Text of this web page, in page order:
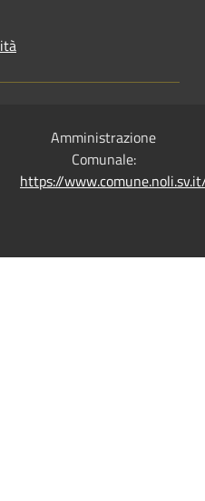
Amministrazione
Comunale:
https://